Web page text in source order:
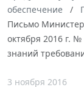
обеспечение
Письмо
октября 2016 г.
знаний
3 ноября 2016